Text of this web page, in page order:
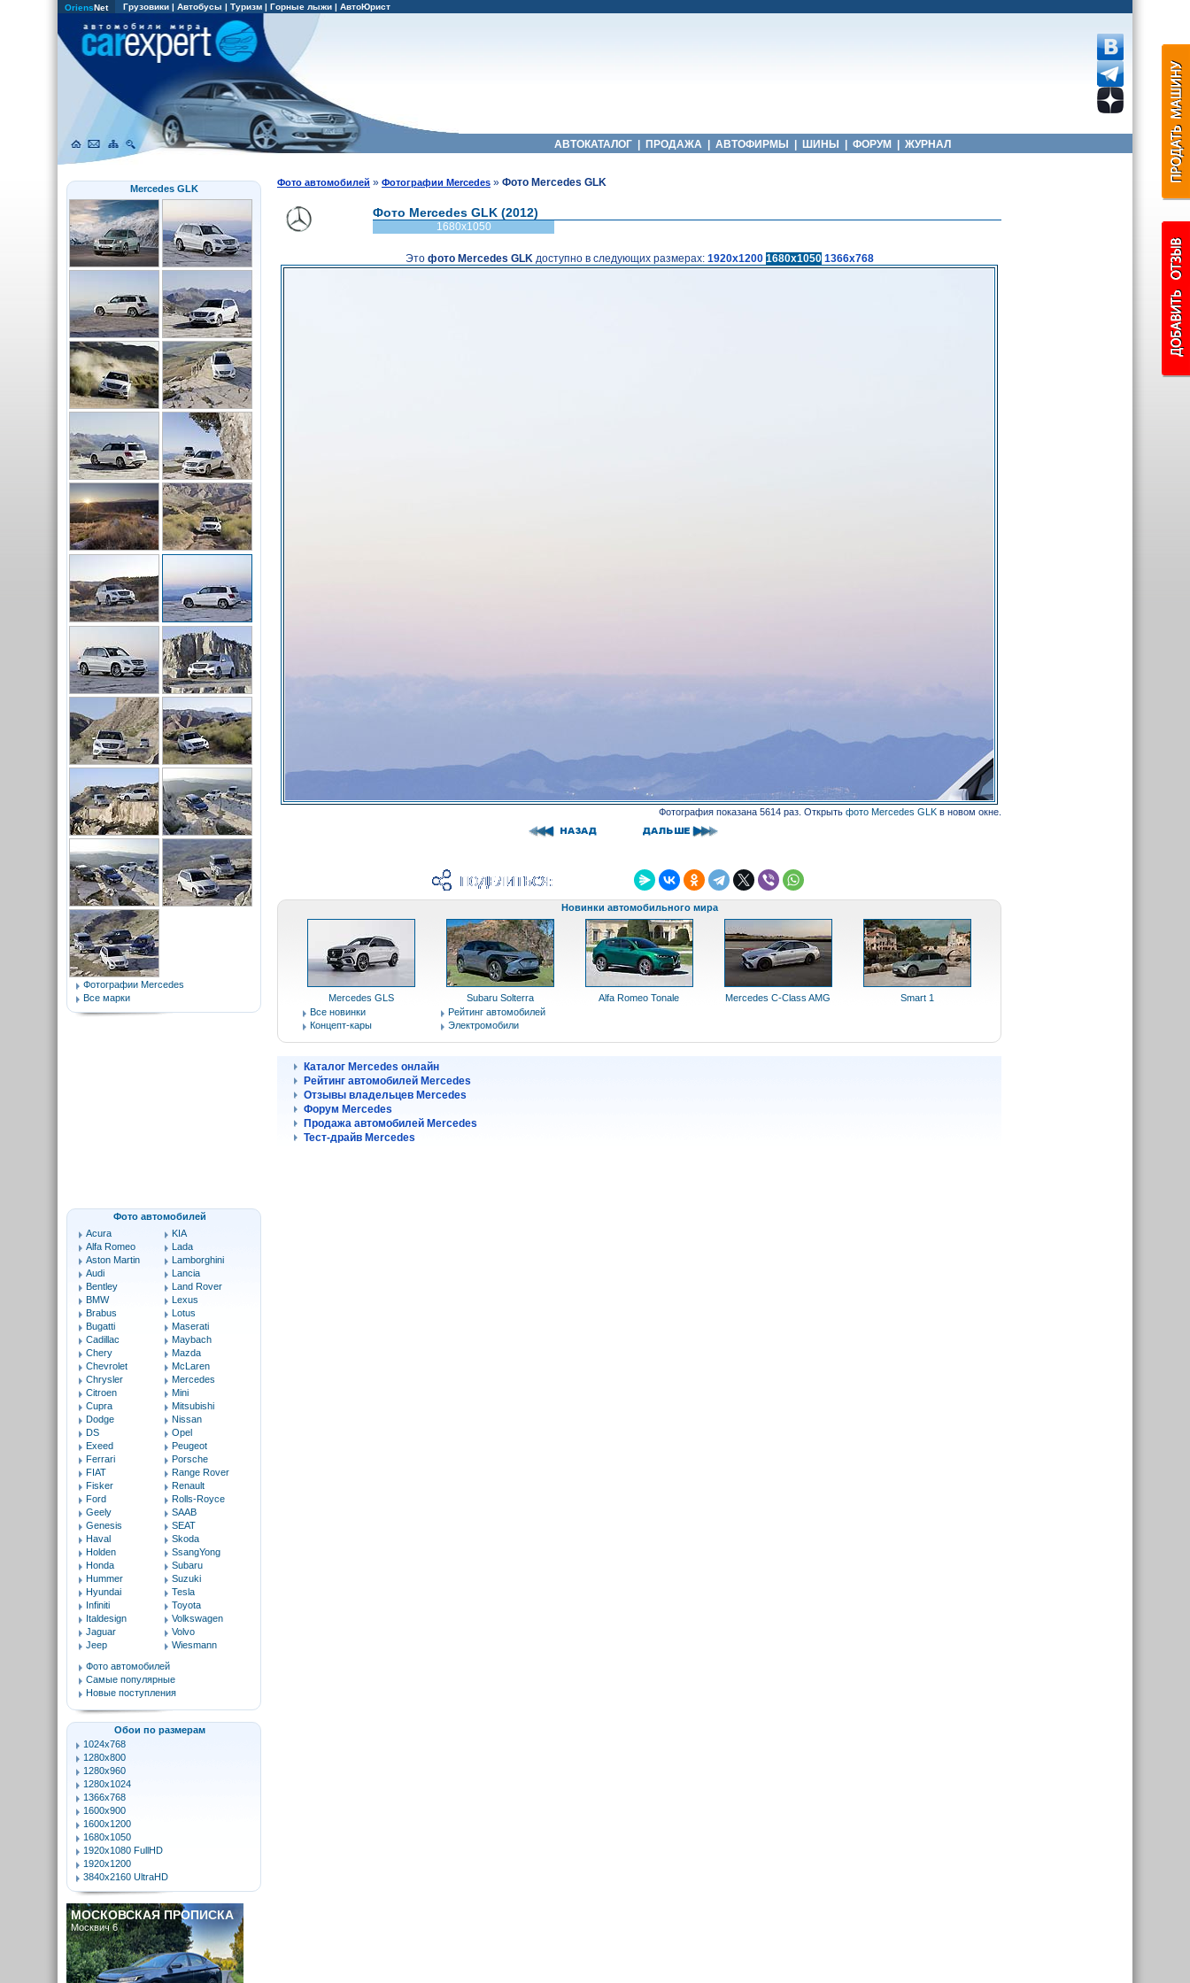
OriensNet Грузовики | Автобусы | Туризм | Горные лыжи | АвтоЮрист
АВТОКАТАЛОГ ПРОДАЖА АВТОФИРМЫ ШИНЫ ФОРУМ ЖУРНАЛ
Mercedes GLK
Фотографии Mercedes
Все марки
Фото автомобилей
Acura
Alfa Romeo
Aston Martin
Audi
Bentley
BMW
Brabus
Bugatti
Cadillac
Chery
Chevrolet
Chrysler
Citroen
Cupra
Dodge
DS
Exeed
Ferrari
FIAT
Fisker
Ford
Geely
Genesis
Haval
Holden
Honda
Hummer
Hyundai
Infiniti
Italdesign
Jaguar
Jeep
KIA
Lada
Lamborghini
Lancia
Land Rover
Lexus
Lotus
Maserati
Maybach
Mazda
McLaren
Mercedes
Mini
Mitsubishi
Nissan
Opel
Peugeot
Porsche
Range Rover
Renault
Rolls-Royce
SAAB
SEAT
Skoda
SsangYong
Subaru
Suzuki
Tesla
Toyota
Volkswagen
Volvo
Wiesmann
Фото автомобилей
Самые популярные
Новые поступления
Обои по размерам
1024x768
1280x800
1280x960
1280x1024
1366x768
1600x900
1600x1200
1680x1050
1920x1080 FullHD
1920x1200
3840x2160 UltraHD
МОСКОВСКАЯ ПРОПИСКА
Москвич 6
Фото автомобилей » Фотографии Mercedes » Фото Mercedes GLK
Фото Mercedes GLK (2012)
1680x1050
Это фото Mercedes GLKдоступно в следующих размерах: 1920x1200 1680x1050 1366x768
Фотография показана 5614 раз. Открыть фото Mercedes GLK в новом окне.
Новинки автомобильного мира
Mercedes GLS Subaru Solterra Alfa Romeo Tonale Mercedes C-Class AMG
Smart 1
Все новинки
Концепт-кары
Рейтинг автомобилей
Электромобили
Каталог Mercedes онлайн
Рейтинг автомобилей Mercedes
Отзывы владельцев Mercedes
Форум Mercedes
Продажа автомобилей Mercedes
Тест-драйв Mercedes